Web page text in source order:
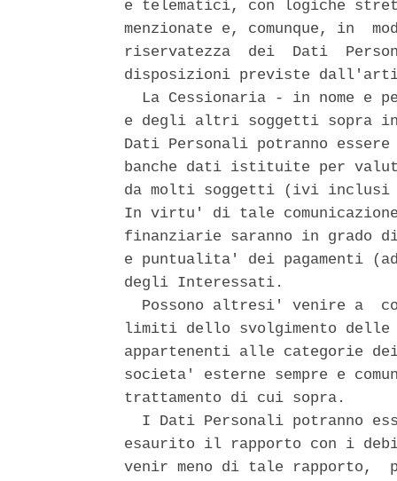
e telematici, con logiche
menzionate e, comunque, in
riservatezza  dei  Dati
disposizioni previste
La Cessionaria - in nome e
e degli altri soggetti sopra
Dati Personali potranno
banche dati istituite per
da molti soggetti (ivi inclusi
In virtu' di tale
finanziarie saranno in
e puntualita' dei pagamenti
degli Interessati.
Possono altresi' venire a
limiti dello svolgimento delle
appartenenti alle categorie
societa' esterne sempre e
trattamento di cui sopra.
I Dati Personali potranno
esaurito il rapporto con i
venir meno di tale rapporto,